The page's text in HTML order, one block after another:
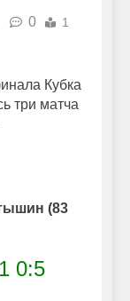
0
1
Кубка
три матча
(83
0:5